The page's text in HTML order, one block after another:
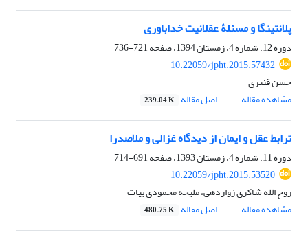
پلانتینگا و مسئلۀ عقلانیت خداباوری
دوره 12، شماره 4، زمستان 1394، صفحه
721-736
10.22059/jpht.2015.57432
حسن قنبری
مشاهده مقاله
اصل مقاله 239.04 K
ترابط عقل و ایمان از دیدگاه غزالی و ملاصدرا
دوره 11، شماره 4، زمستان 1393، صفحه
691-714
10.22059/jpht.2015.53520
روح الله شاکری زواردهی، ملیحه محمودی بیات
مشاهده مقاله
اصل مقاله 480.75 K